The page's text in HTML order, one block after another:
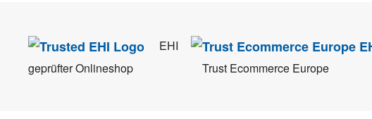
EHI
geprüfter Onlineshop
Trust Ecommerce Europe